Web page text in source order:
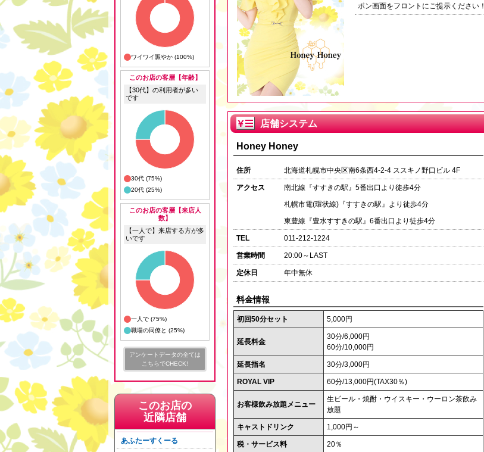
ワイワイ賑やか (100%)
このお店の客層【年齢】
【30代】の利用者が多い
です
30代 (75%)
20代 (25%)
このお店の客層【来店人
数】
【一人で】来店する方が多
いです
一人で (75%)
職場の同僚と (25%)
アンケートデータの全ては
こちらでCHECK!
このお店の
近隣店舗
あふたーすくーる
ポン画面をフロントにご提示ください！
店舗システム
Honey Honey
住所 北海道札幌市中央区南6条西4-2-4 ススキノ野口ビル 4F
アクセス
南北線『すすきの駅』5番出口より徒歩4分
札幌市電(環状線)『すすきの駅』より徒歩4分
東豊線『豊水すすきの駅』6番出口より徒歩4分
TEL 011-212-1224
営業時間 20:00～LAST
定休日 年中無休
料金情報
初回50分セット 5,000円
延長料金
30分/6,000円
60分/10,000円
延長指名 30分/3,000円
ROYAL VIP 60分/13,000円(TAX30％)
お客様飲み放題メニュー
生ビール・焼酎・ウイスキー・ウーロン茶飲み
放題
キャストドリンク 1,000円～
税・サービス料 20％